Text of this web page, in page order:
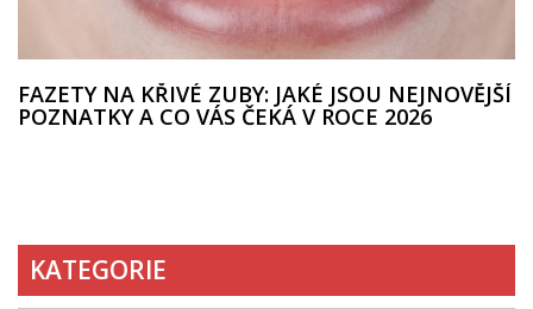
FAZETY NA KŘIVÉ ZUBY: JAKÉ JSOU NEJNOVĚJŠÍ
POZNATKY A CO VÁS ČEKÁ V ROCE 2026
KATEGORIE